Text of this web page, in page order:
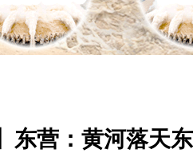
东营：黄河落天